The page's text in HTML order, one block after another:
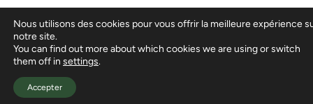
Nous utilisons des cookies pour vous offrir la meilleure expérience
notre site.
You can find out more about which cookies we are using or switch
them off in settings.
Accepter